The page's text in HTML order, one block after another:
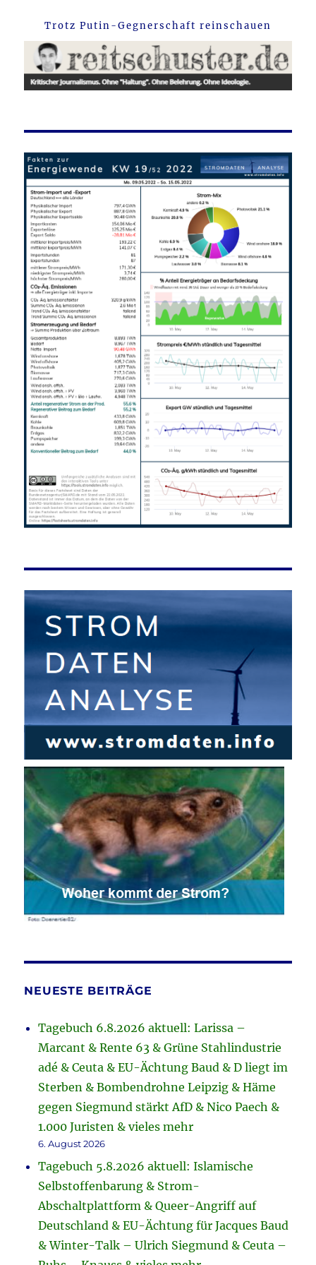
Trotz Putin-Gegnerschaft reinschauen
NEUESTE BEITRÄGE
Tagebuch 6.8.2026 aktuell: Larissa –
Marcant & Rente 63 & Grüne Stahlindustrie
adé & Ceuta & EU-Ächtung Baud & D liegt im
Sterben & Bombendrohne Leipzig & Häme
gegen Siegmund stärkt AfD & Nico Paech &
1.000 Juristen & vieles mehr
6. August 2026
Tagebuch 5.8.2026 aktuell: Islamische
Selbstoffenbarung & Strom-
Abschaltplattform & Queer-Angriff auf
Deutschland & EU-Ächtung für Jacques Baud
& Winter-Talk – Ulrich Siegmund & Ceuta –